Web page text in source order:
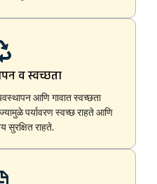
व स्वच्छता
आणि गावात स्वच्छता
ज्यामुळे पर्यावरण स्वच्छ राहते आणि
सुरक्षित राहते.